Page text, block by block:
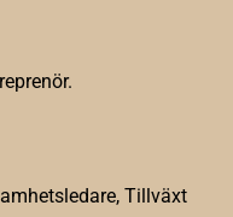
Tillväxt